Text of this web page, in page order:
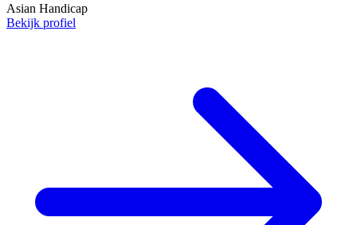
Asian Handicap
Bekijk profiel